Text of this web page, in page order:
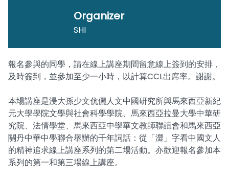
Organizer
SHI
報名參與的同學，請在線上講座期間留意線上簽到的安排，
及時簽到，並參加至少一小時，以計算CCL出席率。謝謝。
本場講座是浸大孫少文伉儷人文中國研究所與馬來西亞新紀
元大學學院文學與社會科學學院、馬來西亞拉曼大學中華研
究院、法情學堂、馬來西亞中學華文教師聯誼會和馬來西亞
關丹中華中學聯合舉辦的千年詞話：從「澀」字看中國文人
的精神追求線上講座系列的第二場活動。亦歡迎報名參加本
系列的第一和第三場線上講座。